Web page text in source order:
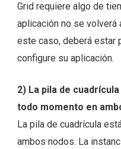
Grid requiere algo de
aplicación no se volverá
este caso, deberá estar
configure su aplicación.
2) La pila de
todo momento en
La pila de cuadrícula
ambos nodos. La